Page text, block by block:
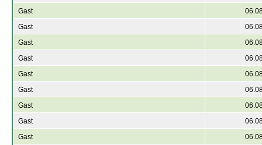
Gast
Gast
Gast
Gast
Gast
Gast
Gast
Gast
Gast